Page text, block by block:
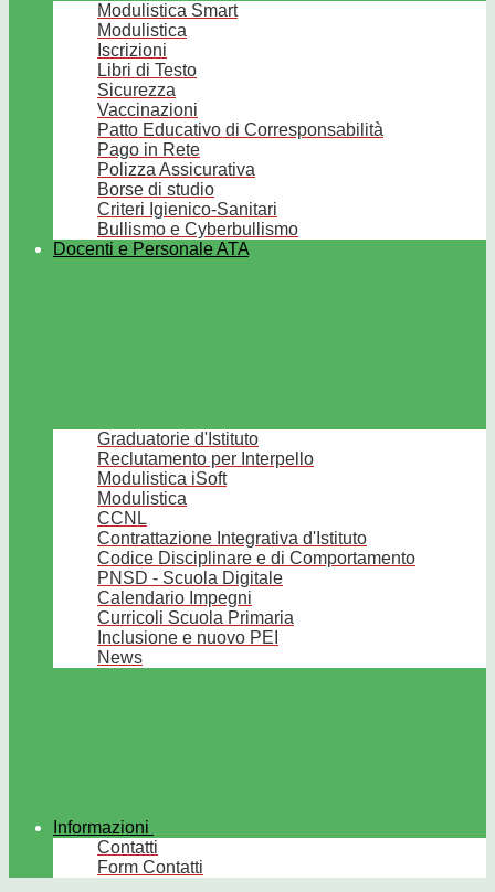
Modulistica Smart
Modulistica
Iscrizioni
Libri di Testo
Sicurezza
Vaccinazioni
Patto Educativo di Corresponsabilità
Pago in Rete
Polizza Assicurativa
Borse di studio
Criteri Igienico-Sanitari
Bullismo e Cyberbullismo
Docenti e Personale ATA
Graduatorie d'Istituto
Reclutamento per Interpello
Modulistica iSoft
Modulistica
CCNL
Contrattazione Integrativa d'Istituto
Codice Disciplinare e di Comportamento
PNSD - Scuola Digitale
Calendario Impegni
Curricoli Scuola Primaria
Inclusione e nuovo PEI
News
Informazioni
Contatti
Form Contatti